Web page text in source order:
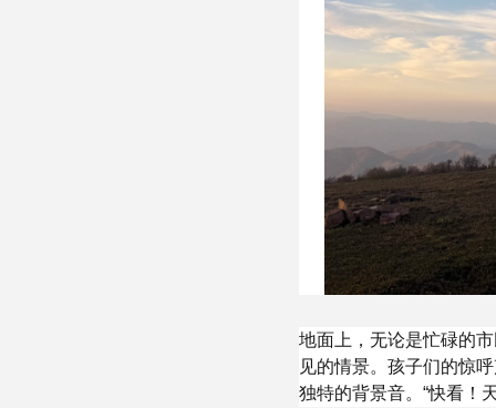
地面上，无论是忙碌的
见的情景。孩子们的惊
独特的背景音。“快看！